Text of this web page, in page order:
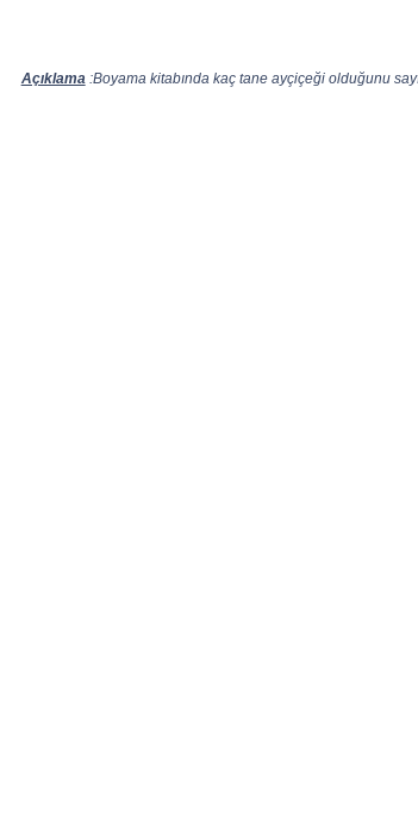
Açıklama:Boyama kitabında kaç tane ayçiçeği olduğunu